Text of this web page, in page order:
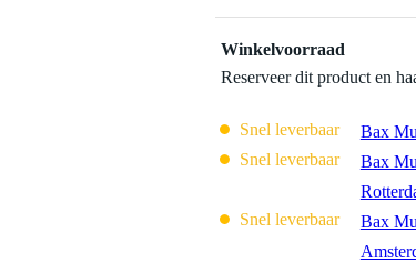
Winkelvoorraad
Reserveer dit product en
Snel leverbaar Bax
Snel leverbaar
Bax
Snel leverbaar
Bax